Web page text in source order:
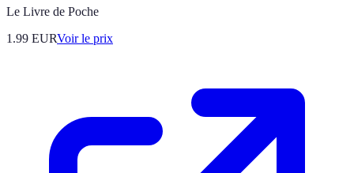
Le Livre de Poche
1.99 EURVoir le prix